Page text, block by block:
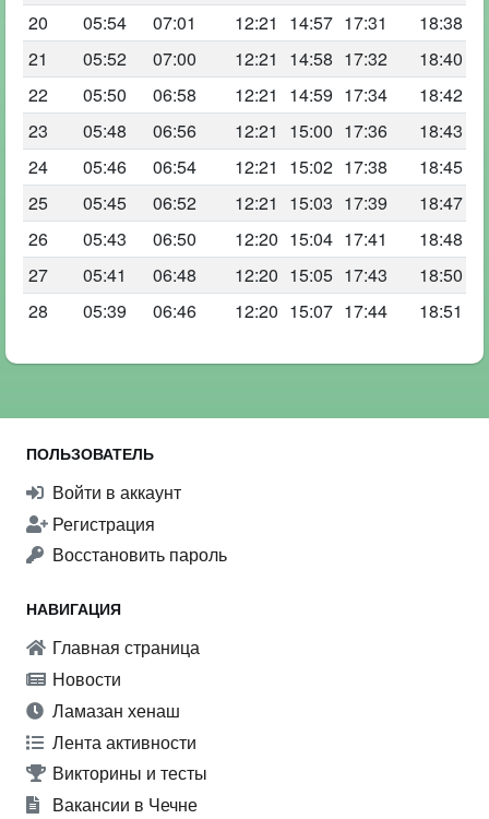
20
05:54 07:01 12:21 14:57 17:31
18:38
21
05:52 07:00 12:21 14:58 17:32
18:40
22
05:50 06:58 12:21 14:59 17:34
18:42
23
05:48 06:56 12:21 15:00 17:36
18:43
24
05:46 06:54 12:21 15:02 17:38
18:45
25
05:45 06:52 12:21 15:03 17:39
18:47
26
05:43 06:50 12:20 15:04 17:41
18:48
27
05:41 06:48 12:20 15:05 17:43
18:50
28
05:39 06:46 12:20 15:07 17:44 18:51
ПОЛЬЗОВАТЕЛЬ
Войти в аккаунт
Регистрация
Восстановить пароль
НАВИГАЦИЯ
Главная страница
Новости
Ламазан хенаш
Лента активности
Викторины и тесты
Вакансии в Чечне